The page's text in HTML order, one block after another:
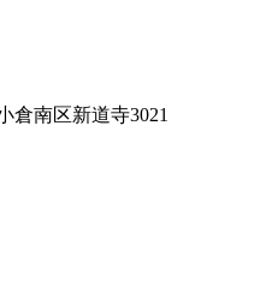
倉南区新道寺3021